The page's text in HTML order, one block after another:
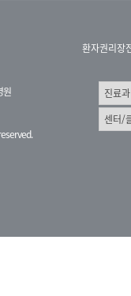
원
환자권리장